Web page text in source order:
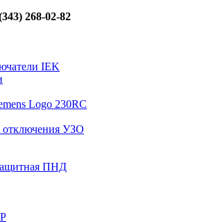
268-02-82
IEK
Logo 230RC
отключения УЗО
ПНД